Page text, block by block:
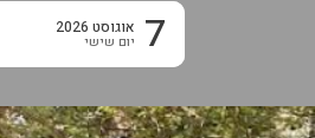
7 אוגוסט 2026
יום שישי